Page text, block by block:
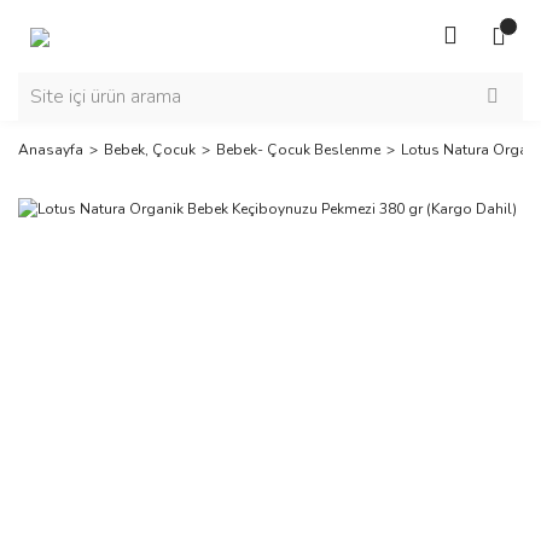
Anasayfa Bebek, Çocuk Bebek- Çocuk Beslenme Lotus Natura